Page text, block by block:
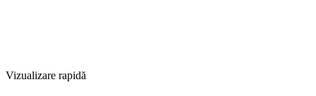
Vizualizare rapidă